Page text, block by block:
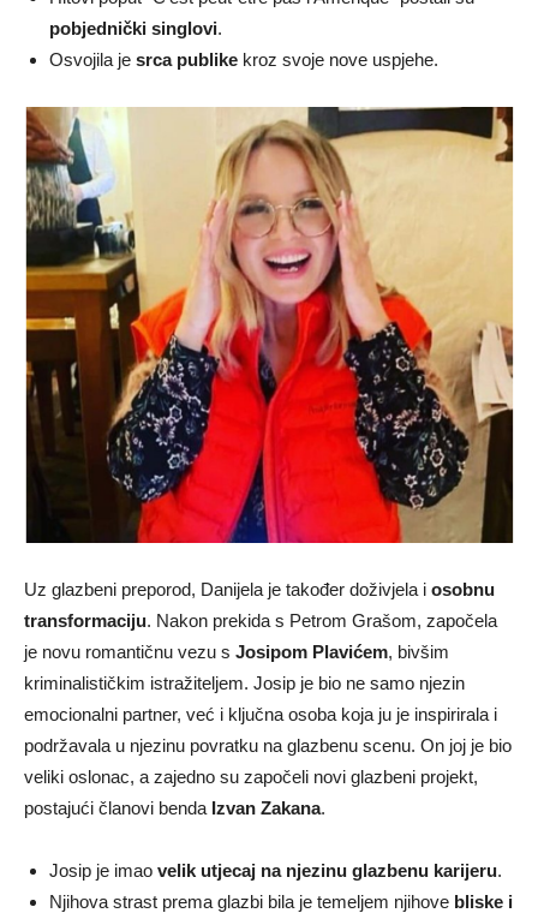
pobjednički singlovi.
Osvojila je srca publike kroz svoje nove uspjehe.
Uz glazbeni preporod, Danijela je također doživjela i osobnu
transformaciju. Nakon prekida s Petrom Grašom, započela
je novu romantičnu vezu s Josipom Plavićem, bivšim
kriminalističkim istražiteljem. Josip je bio ne samo njezin
emocionalni partner, već i ključna osoba koja ju je inspirirala i
podržavala u njezinu povratku na glazbenu scenu. On joj je bio
veliki oslonac, a zajedno su započeli novi glazbeni projekt,
postajući članovi benda Izvan Zakana.
Josip je imao velik utjecaj na njezinu glazbenu karijeru.
Njihova strast prema glazbi bila je temeljem njihove bliske i